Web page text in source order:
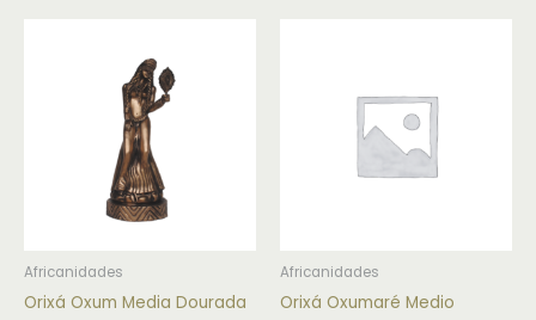
Africanidades
Orixá Oxum Media Dourada
Africanidades
Orixá Oxumaré Medio